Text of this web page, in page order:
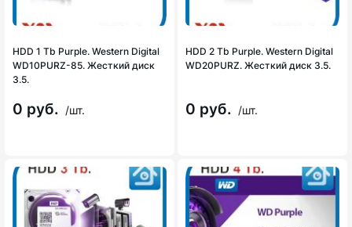
HDD 1 Tb Purple. Western Digital
WD10PURZ-85. Жесткий диск
3.5.
0 руб. /шт.
HDD 2 Tb Purple. Western Digital
WD20PURZ. Жесткий диск 3.5.
0 руб. /шт.